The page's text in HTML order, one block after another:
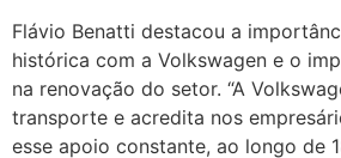
Flávio Benatti destacou a
histórica com a Volkswagen e o
na renovação do setor. “A
transporte e acredita nos
esse apoio constante, ao longo de